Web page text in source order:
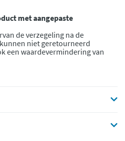
met aangepaste
de verzegeling na de
niet geretourneerd
een waardevermindering van